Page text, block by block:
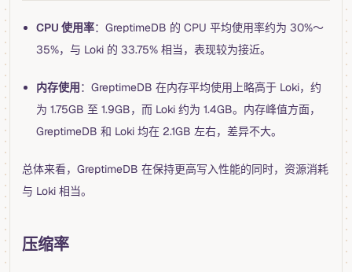
CPU 使用率：GreptimeDB 的 CPU 平均使用率约为 30%～
35%，与 Loki 的 33.75% 相当，表现较为接近。
内存使用：GreptimeDB 在内存平均使用上略高于 Loki，约
为 1.75GB 至 1.9GB，而 Loki 约为 1.4GB。内存峰值方面，
GreptimeDB 和 Loki 均在 2.1GB 左右，差异不大。
总体来看，GreptimeDB 在保持更高写入性能的同时，资源消耗
与 Loki 相当。
压缩率